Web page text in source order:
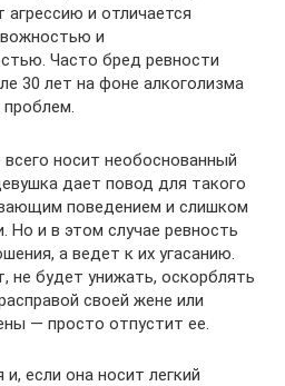
агрессию и отличается
и
Часто бред ревности
30 лет на фоне алкоголизма
носит необоснованный
дает повод для такого
поведением и слишком
Но и в этом случае ревность
а ведет к их угасанию.
не будет унижать, оскорблять
своей жене или
— просто отпустит ее.
если она носит легкий